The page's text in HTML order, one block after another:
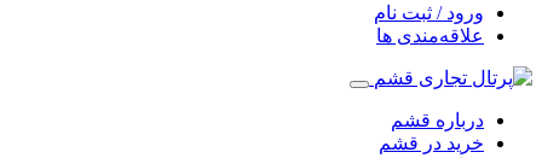
ورود / ثبت نام
علاقه‌مندی ها
درباره قشم
خرید در قشم